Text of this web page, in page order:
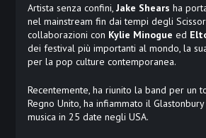
Artista senza confini, Jake Shears ha
nel mainstream fin dai tempi degli
collaborazioni con Kylie Minogue ed
dei festival più importanti al mondo, la
per la pop culture contemporanea.
Recentemente, ha riunito la band per un
Regno Unito, ha infiammato il
musica in 25 date negli USA.